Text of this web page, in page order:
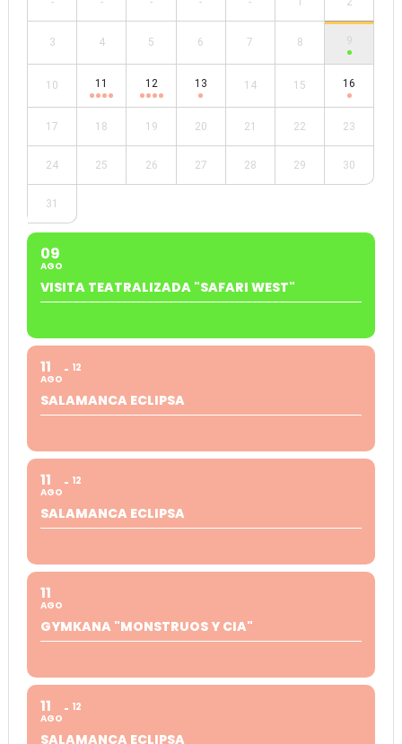
3 4 5 6 7 8 9
10 11 12 13 14 15 16
17 18 19 20 21 22 23
24 25 26 27 28 29 30
31
09
AGO
VISITA TEATRALIZADA "SAFARI WEST"
11
AGO
12
SALAMANCA ECLIPSA
11
AGO
12
SALAMANCA ECLIPSA
11
AGO
GYMKANA "MONSTRUOS Y CIA"
11
AGO
12
SALAMANCA ECLIPSA